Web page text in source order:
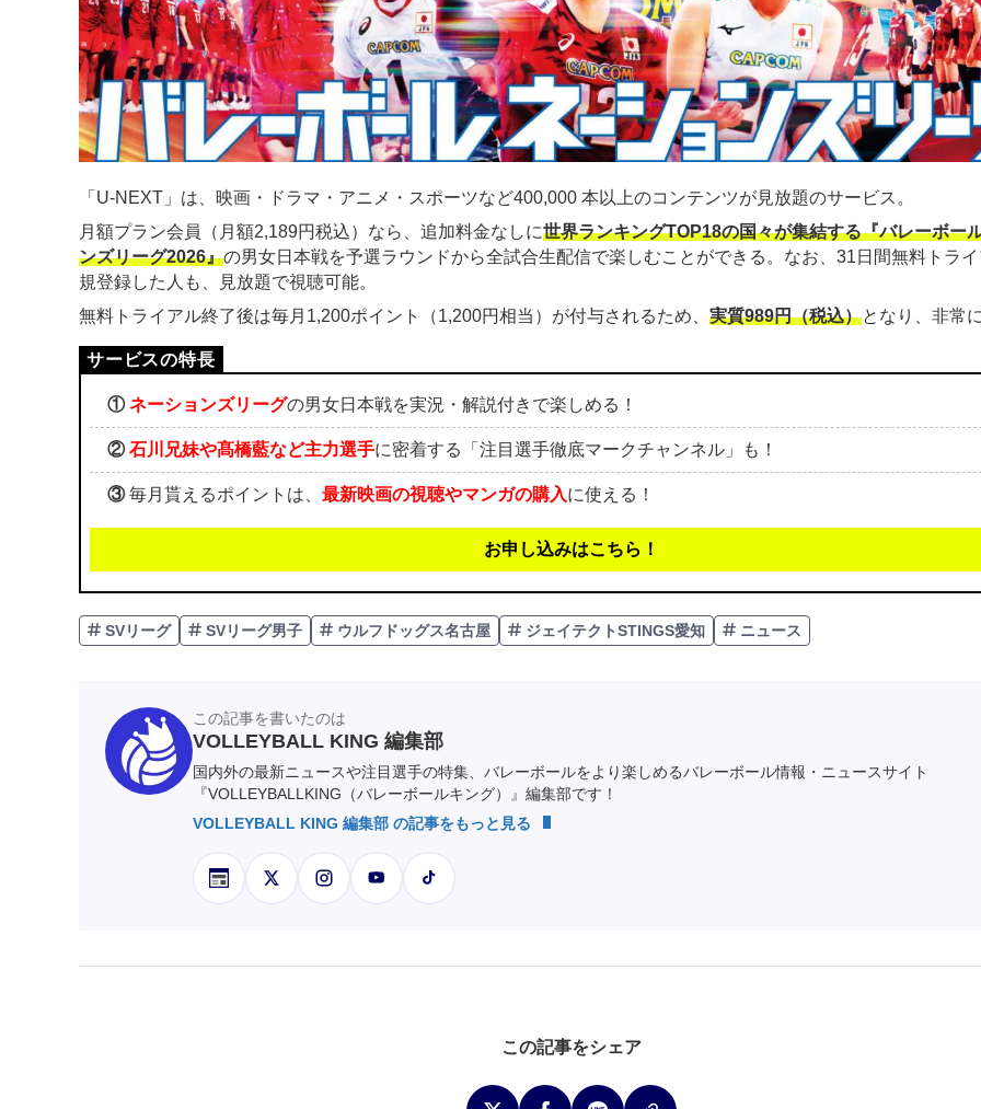
「U-NEXT」は、映画・ドラマ・アニメ・スポーツなど400,000 本以上のコンテンツが見放題のサービス。
月額プラン会員（月額2,189円税込）なら、追加料金なしに世界ランキングTOP18の国々が集結する『バレーボー
ンズリーグ2026』の男女日本戦を予選ラウンドから全試合生配信で楽しむことができる。なお、31日間無料トラ
規登録した人も、見放題で視聴可能。
無料トライアル終了後は毎月1,200ポイント（1,200円相当）が付与されるため、 実質989円（税込）となり、非常
① ネーションズリーグの男女日本戦を実況・解説付きで楽しめる！
② 石川兄妹や髙橋藍など主力選手に密着する「注目選手徹底マークチャンネル」も！
③毎月貰えるポイントは、 最新映画の視聴やマンガの購入に使える！
お申し込みはこちら！
SVリーグ SVリーグ男子 ウルフドッグス名古屋 ジェイテクトSTINGS愛知 ニュース
この記事を書いたのは
VOLLEYBALL KING 編集部
国内外の最新ニュースや注目選手の特集、バレーボールをより楽しめるバレーボール情報・ニュースサイト
『VOLLEYBALLKING（バレーボールキング）』編集部です！
VOLLEYBALL KING 編集部 の記事をもっと見る
この記事をシェア